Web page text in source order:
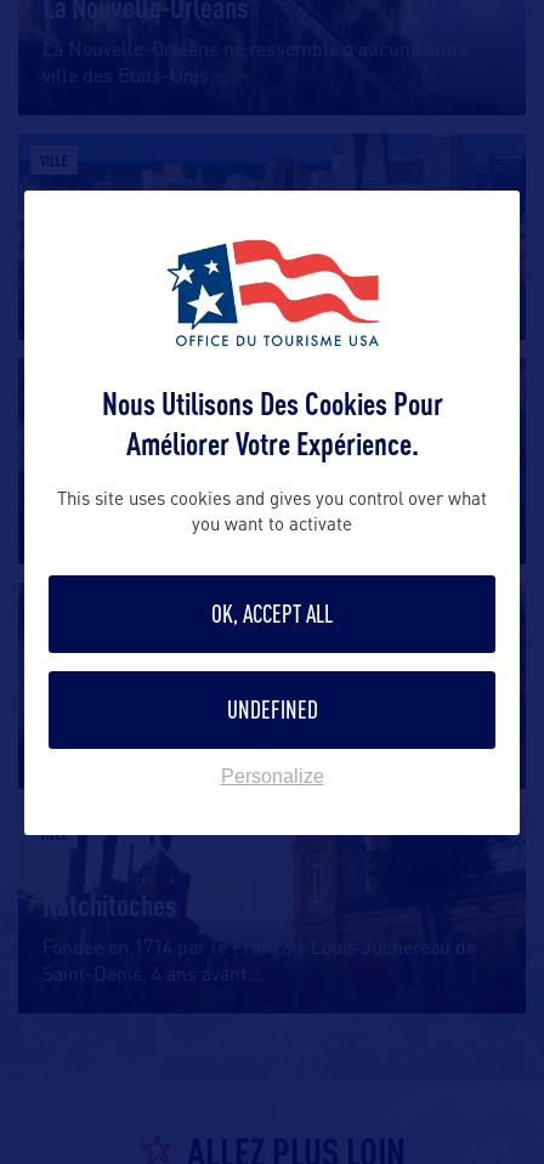
La Nouvelle-Orléans ne ressemble à aucune autre
ville des Etats-Unis :
VILLE
Troisième ville de Louisiane, cette ancienne capitale
d’état surplombe…
Houma se situe à environ 90 kilomètres de la
Nouvelle-Orléans. Dans le …
New Iberia
New Iberia a été fondée en 1779 sur les rives du
Bayou Teche par les espagnols. New…
VILLE
Natchitoches
Fondée en 1714 par le Français Louis Juchereau de
Saint-Denis, 4 ans avant
ALLEZ PLUS LOIN
Nous Utilisons Des Cookies Pour
Améliorer Votre Expérience.
This site uses cookies and gives you control over what
you want to activate
OK, ACCEPT ALL
UNDEFINED
Personalize